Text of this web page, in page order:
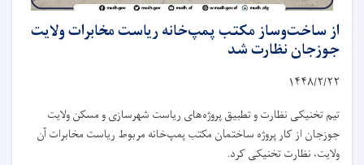
از ساخت‌وساز مکتب پمپ‌خانه ریاست مخابرات ولایت
جوزجان نظارت شد
۱۴۴۸/۲/۲۲
تیم تخنیکی نظارت و تطبیق پروژه‌های ریاست شهرسازی و مسکن ولایت
جوزجان از کار پروژه ساختمان مکتب پمپ‌خانه مربوط ریاست مخابرات آن
ولایت، نظارت تخنیکی کرد.